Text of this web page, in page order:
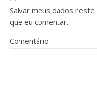
Salvar meus dados
que eu comentar.
Comentário